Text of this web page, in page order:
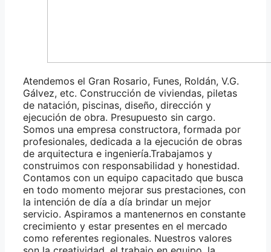
Atendemos el Gran Rosario, Funes, Roldán, V.G.
Gálvez, etc. Construcción de viviendas, piletas
de natación, piscinas, diseño, dirección y
ejecución de obra. Presupuesto sin cargo.
Somos una empresa constructora, formada por
profesionales, dedicada a la ejecución de obras
de arquitectura e ingeniería.Trabajamos y
construimos con responsabilidad y honestidad.
Contamos con un equipo capacitado que busca
en todo momento mejorar sus prestaciones, con
la intención de día a día brindar un mejor
servicio. Aspiramos a mantenernos en constante
crecimiento y estar presentes en el mercado
como referentes regionales. Nuestros valores